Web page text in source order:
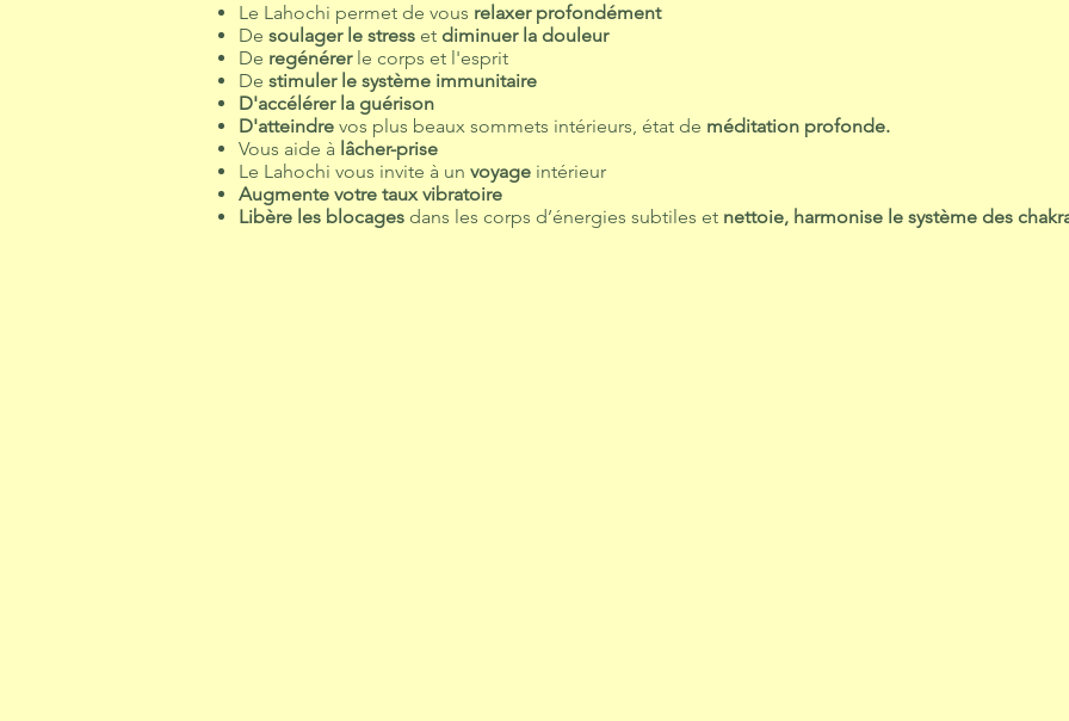
Le Lahochi permet de vous relaxer profondément
De soulager le stress et diminuer la douleur
De regénérer le corps et l'esprit
De stimuler le système immunitaire
D'accélérer la guérison
D'atteindre vos plus beaux sommets intérieurs, état de méditation profonde.
Vous aide à lâcher-prise
Le Lahochi vous invite à un voyage intérieur
Augmente votre taux vibratoire
Libère les blocages dans les corps d’énergies subtiles et nettoie, harmonise le système des